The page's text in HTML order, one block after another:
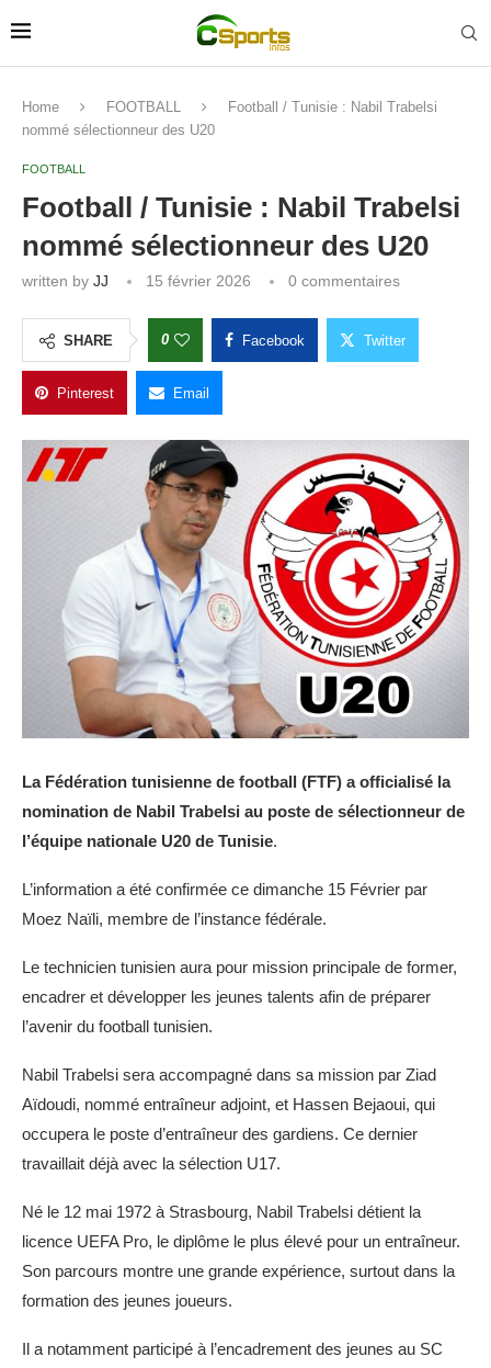
Home FOOTBALL
Football / Tunisie : Nabil Trabelsi
nommé sélectionneur des U20
FOOTBALL
Football / Tunisie : Nabil Trabelsi
nommé sélectionneur des U20
written by JJ 15 février 2026 0 commentaires
SHARE 0 Facebook Twitter
Pinterest Email
La Fédération tunisienne de football (FTF) a officialisé la
nomination de Nabil Trabelsi au poste de sélectionneur de
l’équipe nationale U20 de Tunisie.
L’information a été confirmée ce dimanche 15 Février par
Moez Naïli, membre de l’instance fédérale.
Le technicien tunisien aura pour mission principale de former,
encadrer et développer les jeunes talents afin de préparer
l’avenir du football tunisien.
Nabil Trabelsi sera accompagné dans sa mission par Ziad
Aïdoudi, nommé entraîneur adjoint, et Hassen Bejaoui, qui
occupera le poste d’entraîneur des gardiens. Ce dernier
travaillait déjà avec la sélection U17.
Né le 12 mai 1972 à Strasbourg, Nabil Trabelsi détient la
licence UEFA Pro, le diplôme le plus élevé pour un entraîneur.
Son parcours montre une grande expérience, surtout dans la
formation des jeunes joueurs.
Il a notamment participé à l’encadrement des jeunes au SC